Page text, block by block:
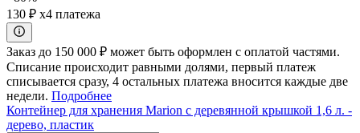
130 ₽ x4 платежа
Заказ до 150 000 ₽ может быть оформлен с оплатой частями.
Списание происходит равными долями, первый платеж
списывается сразу, 4 остальных платежа вносится каждые две
недели. Подробнее
Контейнер для хранения Marion с деревянной крышкой 1,6 л. -
дерево, пластик